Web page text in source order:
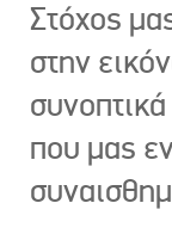
Στόχος
στην
που μας